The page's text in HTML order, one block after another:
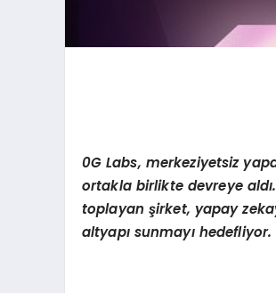
0G Labs, merkeziyetsiz
ortakla birlikte devreye
toplayan şirket, yapay
altyapı sunmayı hedefliyor.